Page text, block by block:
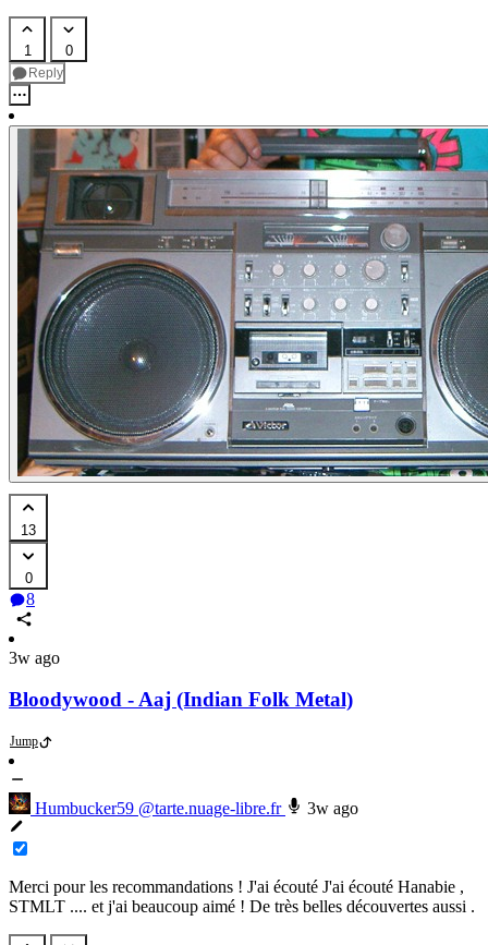
1 0
Reply
Forum Libre
@jlai.lu
Humbucker59
@tarte.nuage-libre.fr
3w
ago
Tarte
raconte
Le
Ghettoblaster
13
0
8
3w ago
Bloodywood - Aaj (Indian Folk Metal)
Jump
Humbucker59 @tarte.nuage-libre.fr 3w ago
Merci pour les recommandations ! J'ai écouté J'ai écouté Hanabie ,
STMLT .... et j'ai beaucoup aimé ! De très belles découvertes aussi .